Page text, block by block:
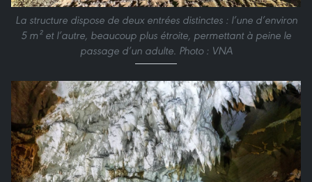
La structure dispose de deux entrées distinctes : l’une d’environ
5 m² et l’autre, beaucoup plus étroite, permettant à peine le
passage d’un adulte. Photo : VNA